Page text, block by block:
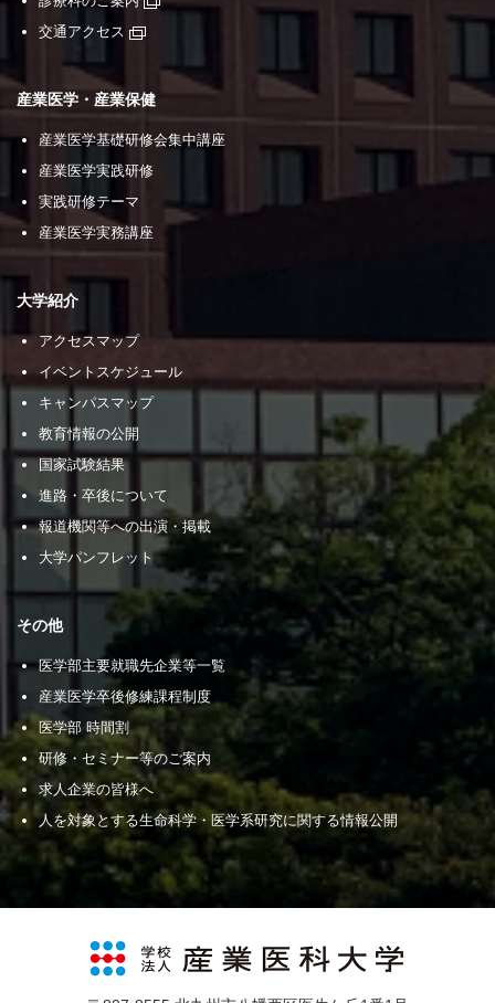
交通アクセス
産業医学・産業保健
産業医学基礎研修会集中講座
産業医学実践研修
実践研修テーマ
産業医学実務講座
大学紹介
アクセスマップ
イベントスケジュール
キャンパスマップ
教育情報の公開
国家試験結果
進路・卒後について
報道機関等への出演・掲載
大学パンフレット
その他
医学部主要就職先企業等一覧
産業医学卒後修練課程制度
医学部 時間割
研修・セミナー等のご案内
求人企業の皆様へ
人を対象とする生命科学・医学系研究に関する情報公開